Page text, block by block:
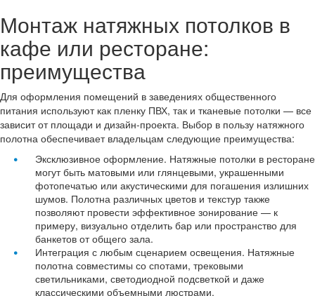
Монтаж натяжных потолков в
кафе или ресторане:
преимущества
Для оформления помещений в заведениях общественного
питания используют как пленку ПВХ, так и тканевые потолки — все
зависит от площади и дизайн-проекта. Выбор в пользу натяжного
полотна обеспечивает владельцам следующие преимущества:
Эксклюзивное оформление. Натяжные потолки в ресторане
могут быть матовыми или глянцевыми, украшенными
фотопечатью или акустическими для погашения излишних
шумов. Полотна различных цветов и текстур также
позволяют провести эффективное зонирование — к
примеру, визуально отделить бар или пространство для
банкетов от общего зала.
Интеграция с любым сценарием освещения. Натяжные
полотна совместимы со спотами, трековыми
светильниками, светодиодной подсветкой и даже
классическими объемными люстрами.